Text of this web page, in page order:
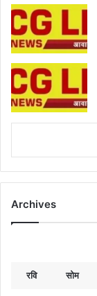
Archives
रवि सोम